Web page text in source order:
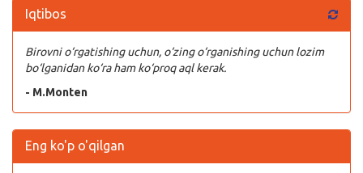
Iqtibos
Birovni o‘rgatishing uchun, o‘zing o‘rganishing uchun lozim
bo‘lganidan ko‘ra ham ko‘proq aql kerak.
- M.Monten
Eng ko'p o'qilgan